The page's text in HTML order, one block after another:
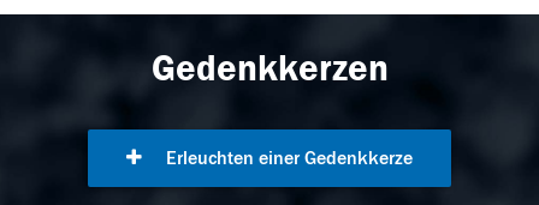
Gedenkkerzen
Erleuchten einer Gedenkkerze